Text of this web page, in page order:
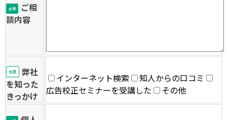
必須
ご相
談内容
任意
弊社
を知った
きっかけ
インターネット検索
知人からの口コミ
広告校正セミナーを受講した
その他